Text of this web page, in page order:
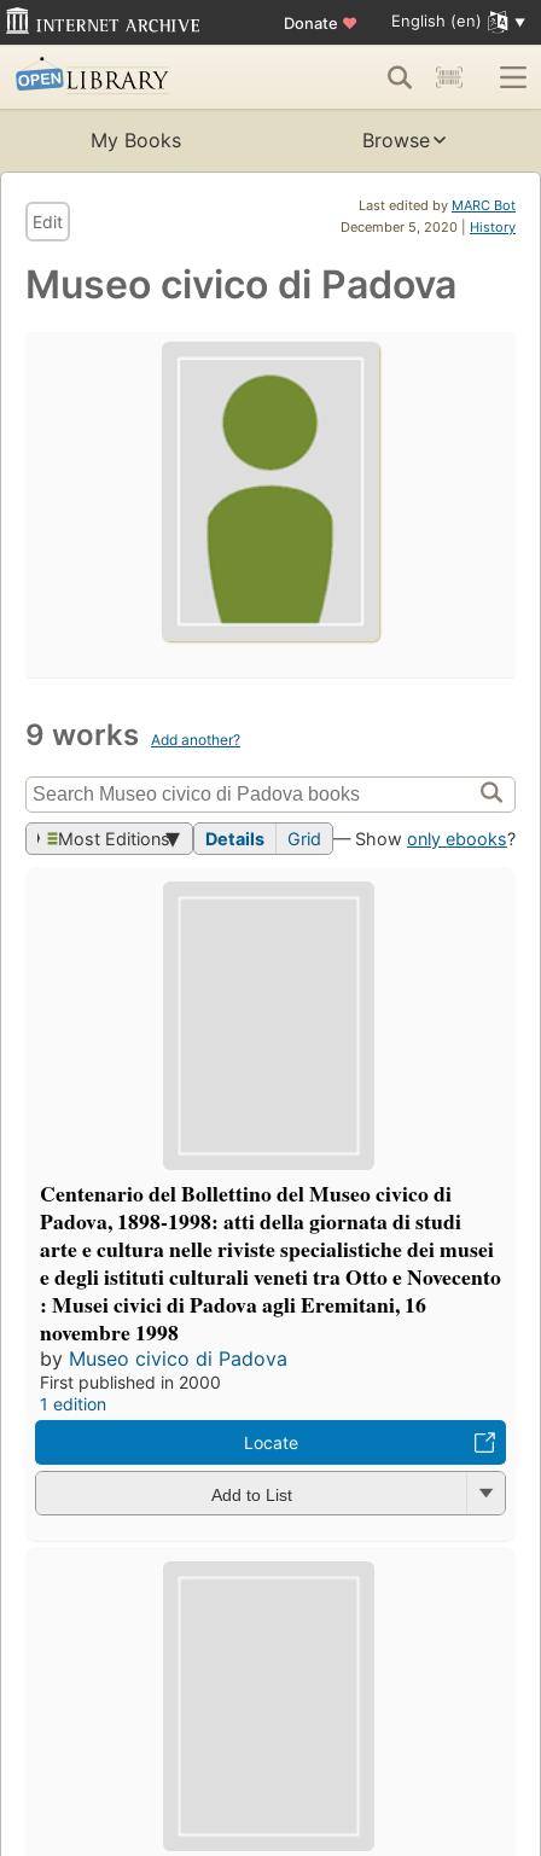
Donate ♥ English (en)
My Books Browse
Last edited by MARC Bot
December 5, 2020 | History
Edit
Museo civico di Padova
9 works Add another?
Most Editions Details Grid — Show only ebooks?
Centenario del Bollettino del Museo civico di
Padova, 1898-1998: atti della giornata di studi
arte e cultura nelle riviste specialistiche dei musei
e degli istituti culturali veneti tra Otto e Novecento
: Musei civici di Padova agli Eremitani, 16
novembre 1998
by Museo civico di Padova
First published in 2000
1 edition
Locate
Add to List